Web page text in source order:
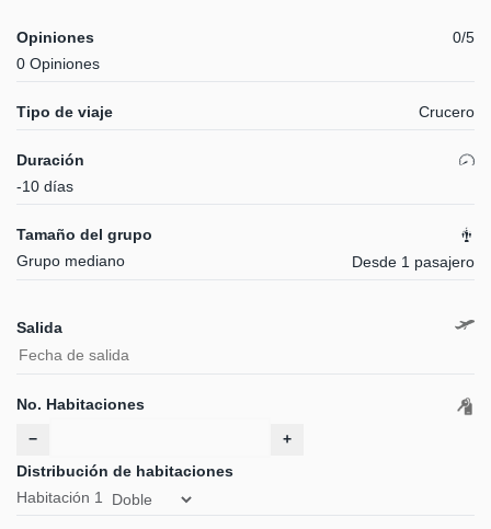
Opiniones
0 Opiniones
0/5
Tipo de viaje Crucero
Duración
-10 días
Tamaño del grupo
Grupo mediano
Desde 1 pasajero
Salida
No. Habitaciones
−
+
Distribución de habitaciones
Habitación 1